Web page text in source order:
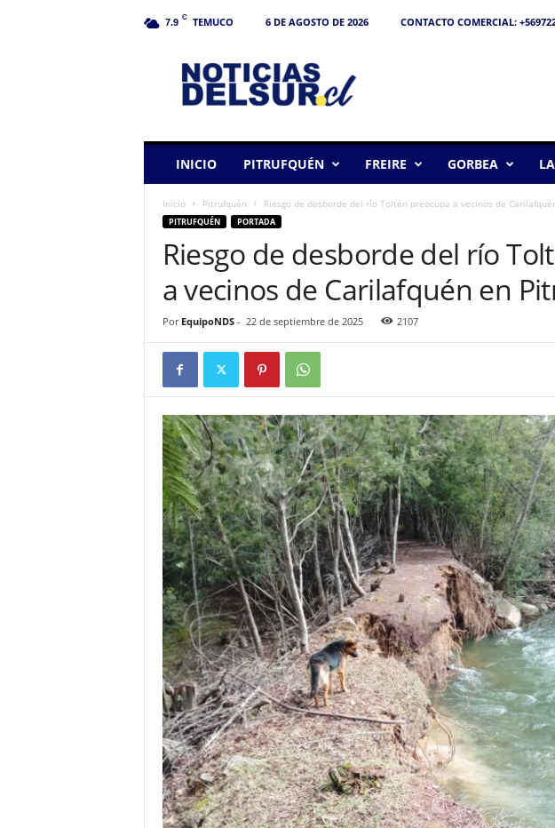
7.9 C TEMUCO 6 DE AGOSTO DE 2026 CONTACTO COMERCIAL:
INICIO PITRUFQUÉN FREIRE GORBEA
Inicio Pitrufquén Riesgo de desborde del río Toltén preocupa a vecinos de
PITRUFQUÉN PORTADA
Riesgo de desborde del río
a vecinos de Carilafquén en
Por EquipoNDS- 22 de septiembre de 2025 2107